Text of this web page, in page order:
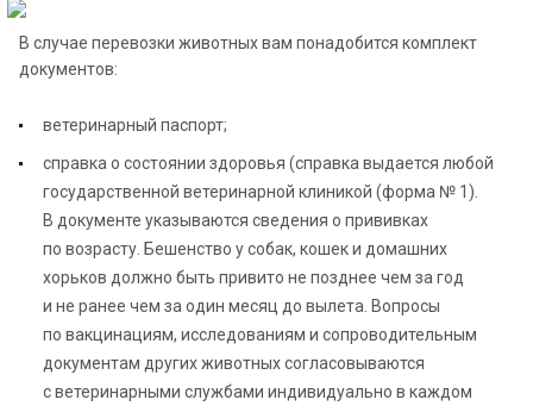
В случае перевозки животных вам понадобится комплект
документов:
ветеринарный паспорт;
справка о состоянии здоровья (справка выдается любой
государственной ветеринарной клиникой (форма № 1).
В документе указываются сведения о прививках
по возрасту. Бешенство у собак, кошек и домашних
хорьков должно быть привито не позднее чем за год
и не ранее чем за один месяц до вылета. Вопросы
по вакцинациям, исследованиям и сопроводительным
документам других животных согласовываются
с ветеринарными службами индивидуально в каждом